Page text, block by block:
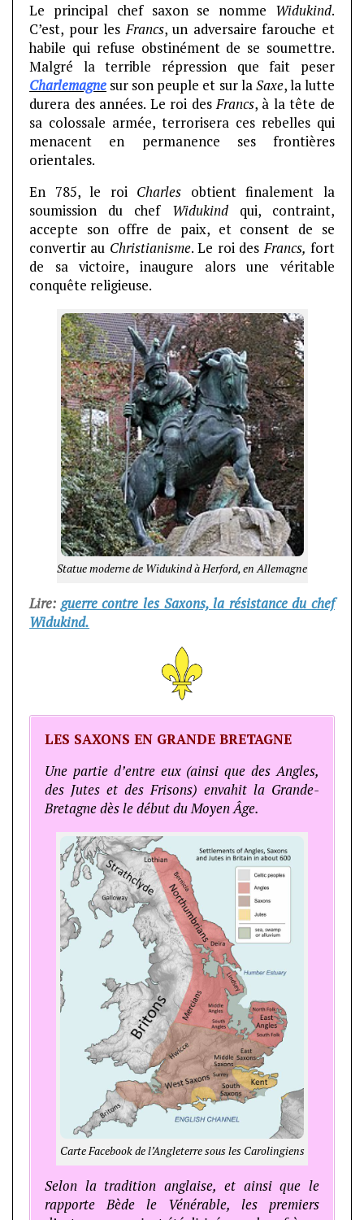
Le principal chef saxon se nomme Widukind.
C’est, pour lesFrancs, un adversaire farouche et
habile qui refuse obstinément de se soumettre.
Malgré la terrible répression que fait peser
Charlemagne sur son peuple et sur laSaxe, la lutte
durera des années. Le roi desFrancs, à la tête de
sa colossale armée, terrorisera ces rebelles qui
menacent en permanence ses frontières
orientales.
En 785, le roi Charles obtient finalement la
soumission du chef Widukindqui, contraint,
accepte son offre de paix, et consent de se
convertir au Christianisme. Le roi desFrancs, fort
de sa victoire, inaugure alors une véritable
conquête religieuse.
Statue moderne de Widukind à Herford, en Allemagne
Lire: guerre contre les Saxons, la résistance du chef
Widukind.
LES SAXONS EN GRANDE BRETAGNE
Une partie d’entre eux (ainsi que des Angles,
des Jutes et des Frisons) envahit la Grande-
Bretagne dès le début du Moyen Âge.
Carte Facebook de l’Angleterre sous les Carolingiens
Selon la tradition anglaise, et ainsi que le
rapporte Bède le Vénérable, les premiers